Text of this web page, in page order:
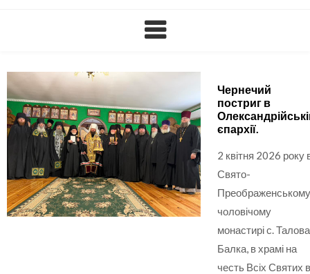
Чернечий
постриг в
єпархії.
2 квітня 2026 року
Свято-
Преображенському
чоловічому
монастирі с. Талова
Балка, в храмі на
честь Всіх Святих в